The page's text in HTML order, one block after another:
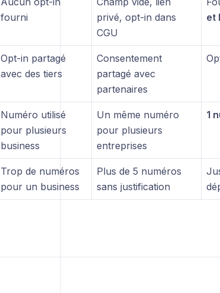
fourni
privé, opt-in dans
CGU
et
Opt-in partagé
avec des tiers
Consentement
partagé avec
partenaires
Numéro utilisé
pour plusieurs
business
Un même numéro
pour plusieurs
entreprises
1
Trop de numéros
pour un business
Plus de 5 numéros
sans justification